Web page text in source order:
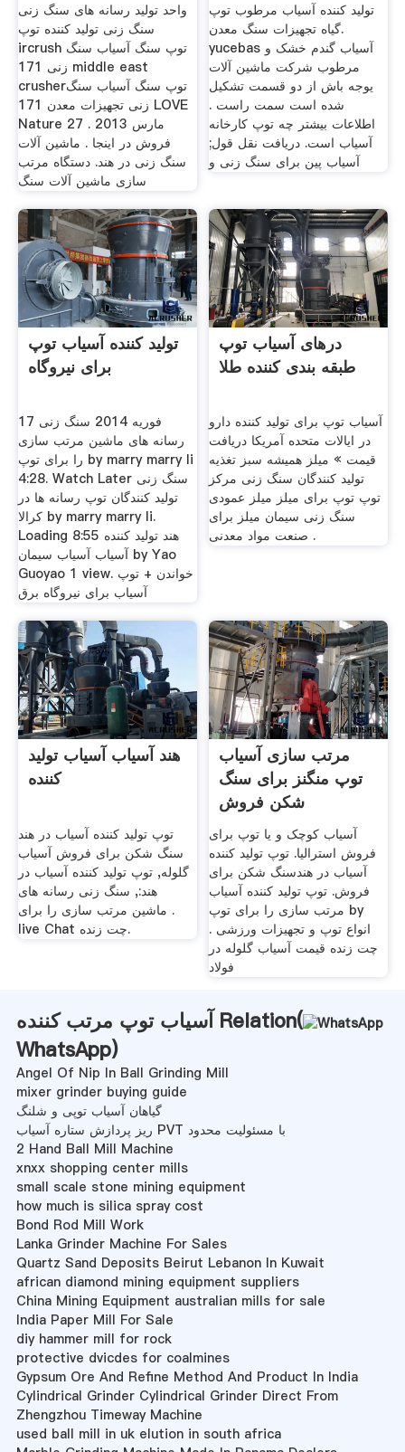
واحد تولید رسانه های سنگ زنی
سنگ زنی تولید کننده توپ
ircrush توپ سنگ آسیاب سنگ
زنی 171 middle east
crusherتوپ سنگ آسیاب سنگ
زنی تجهیزات معدن 171 LOVE
Nature 27 مارس 2013 .
فروش در اینجا . ماشین آلات
سنگ زنی در هند. دستگاه مرتب
سازی ماشین آلات سنگ
تولید کننده آسیاب مرطوب توپ
گیاه تجهیزات سنگ معدن.
yucebas آسیاب گندم خشک و
مرطوب شرکت ماشین آلات
یوجه باش از دو قسمت تشکیل
شده است سمت راست .
اطلاعات بیشتر چه توپ کارخانه
آسیاب است. دریافت نقل قول;
آسیاب پین برای سنگ زنی و
تولید کننده آسیاب توپ
برای نیروگاه
17 فوریه 2014 سنگ زنی
رسانه های ماشین مرتب سازی
را برای توپ by marry marry li
4:28. Watch Later سنگ زنی
تولید کنندگان توپ رسانه ها در
کرالا by marry marry li.
Loading 8:55 هند تولید کننده
آسیاب آسیاب سیمان by Yao
Guoyao 1 view. خواندن + توپ
آسیاب برای نیروگاه برق
درهای آسیاب توپ
طبقه بندی کننده طلا
آسیاب توپ برای تولید کننده دارو
در ایالات متحده آمریکا دریافت
قیمت » میلز همیشه سبز تغذیه
تولید کنندگان سنگ زنی مرکز
توپ توپ برای میلز میلز عمودی
سنگ زنی سیمان میلز برای
صنعت مواد معدنی .
هند آسیاب آسیاب تولید
کننده
توپ تولید کننده آسیاب در هند
سنگ شکن برای فروش آسیاب
گلوله, توپ تولید کننده آسیاب در
هند:, سنگ زنی رسانه های
ماشین مرتب سازی را برای .
live Chat چت زنده.
مرتب سازی آسیاب
توپ منگنز برای سنگ
شکن فروش
آسیاب کوچک و یا توپ برای
فروش استرالیا. توپ تولید کننده
آسیاب در هندسنگ شکن برای
فروش. توپ تولید کننده آسیاب
مرتب سازی را برای توپ by
انواع توپ و تجهیزات ورزشی .
چت زنده قیمت آسیاب گلوله در
فولاد
آسیاب توپ مرتب کننده Relation(
WhatsApp)
Angel Of Nip In Ball Grinding Mill
mixer grinder buying guide
گیاهان آسیاب توپی و شلنگ
ریز پردازش ستاره آسیاب PVT با مسئولیت محدود
2 Hand Ball Mill Machine
xnxx shopping center mills
small scale stone mining equipment
how much is silica spray cost
Bond Rod Mill Work
Lanka Grinder Machine For Sales
Quartz Sand Deposits Beirut Lebanon In Kuwait
african diamond mining equipment suppliers
China Mining Equipment australian mills for sale
India Paper Mill For Sale
diy hammer mill for rock
protective dvicdes for coalmines
Gypsum Ore And Refine Method And Product In India
Cylindrical Grinder Cylindrical Grinder Direct From
Zhengzhou Timeway Machine
used ball mill in uk elution in south africa